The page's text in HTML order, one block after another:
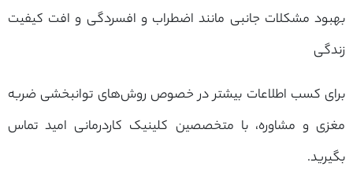
بهبود مشکلات جانبی مانند اضطراب و افسردگی و افت کیفیت
زندگی
برای کسب اطلاعات بیشتر در خصوص روش‌های توانبخشی ضربه
مغزی و مشاوره، با متخصصین کلینیک کاردرمانی امید تماس
بگیرید.